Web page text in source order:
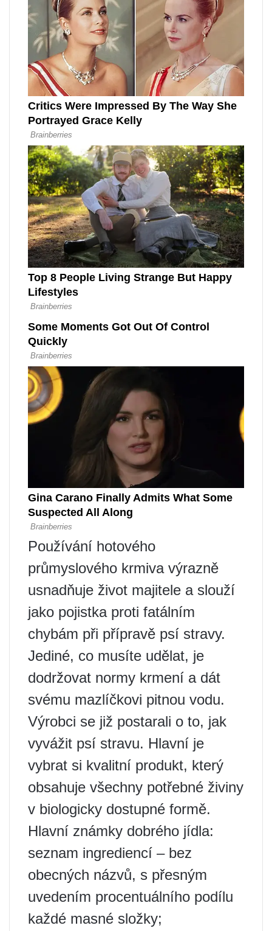
Používání hotového
průmyslového krmiva výrazně
usnadňuje život majitele a slouží
jako pojistka proti fatálním
chybám při přípravě psí stravy.
Jediné, co musíte udělat, je
dodržovat normy krmení a dát
svému mazlíčkovi pitnou vodu.
Výrobci se již postarali o to, jak
vyvážit psí stravu. Hlavní je
vybrat si kvalitní produkt, který
obsahuje všechny potřebné živiny
v biologicky dostupné formě.
Hlavní známky dobrého jídla:
seznam ingrediencí – bez
obecných názvů, s přesným
uvedením procentuálního podílu
každé masné složky;